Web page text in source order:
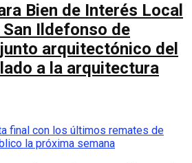
Bien de Interés Local
Ildefonso de
arquitectónico del
a la arquitectura